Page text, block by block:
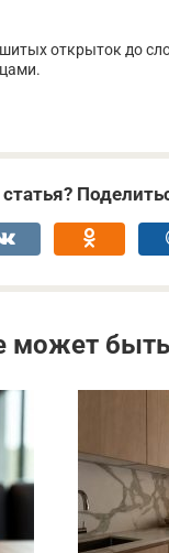
открыток до
может быть